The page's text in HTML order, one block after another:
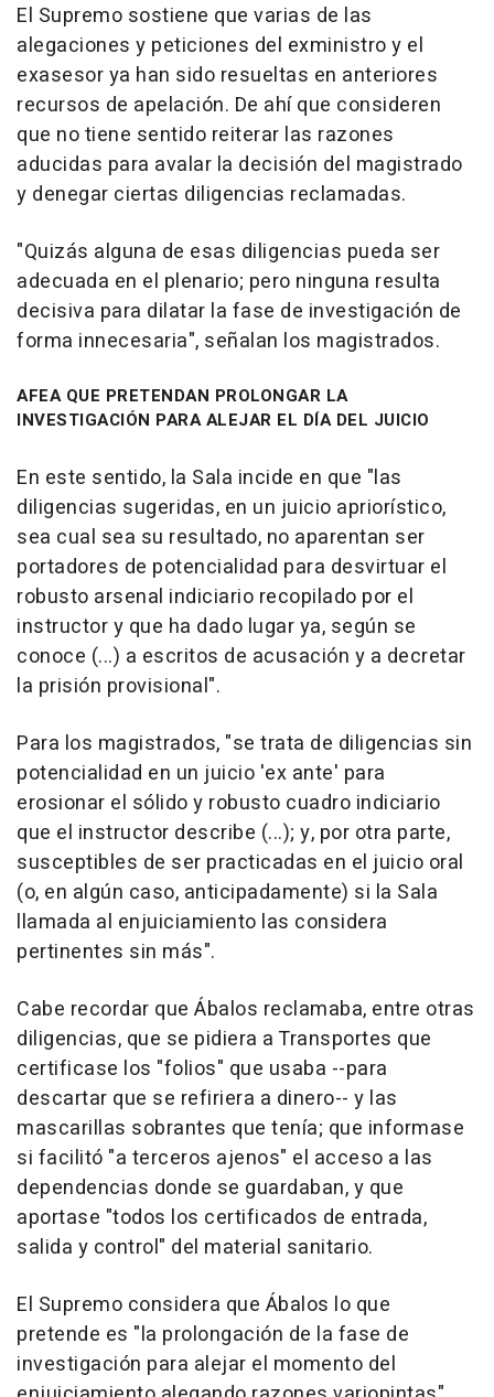
El Supremo sostiene que varias de las
alegaciones y peticiones del exministro y el
exasesor ya han sido resueltas en anteriores
recursos de apelación. De ahí que consideren
que no tiene sentido reiterar las razones
aducidas para avalar la decisión del magistrado
y denegar ciertas diligencias reclamadas.
"Quizás alguna de esas diligencias pueda ser
adecuada en el plenario; pero ninguna resulta
decisiva para dilatar la fase de investigación de
forma innecesaria", señalan los magistrados.
AFEA QUE PRETENDAN PROLONGAR LA
INVESTIGACIÓN PARA ALEJAR EL DÍA DEL JUICIO
En este sentido, la Sala incide en que "las
diligencias sugeridas, en un juicio apriorístico,
sea cual sea su resultado, no aparentan ser
portadores de potencialidad para desvirtuar el
robusto arsenal indiciario recopilado por el
instructor y que ha dado lugar ya, según se
conoce (...) a escritos de acusación y a decretar
la prisión provisional".
Para los magistrados, "se trata de diligencias sin
potencialidad en un juicio 'ex ante' para
erosionar el sólido y robusto cuadro indiciario
que el instructor describe (...); y, por otra parte,
susceptibles de ser practicadas en el juicio oral
(o, en algún caso, anticipadamente) si la Sala
llamada al enjuiciamiento las considera
pertinentes sin más".
Cabe recordar que Ábalos reclamaba, entre otras
diligencias, que se pidiera a Transportes que
certificase los "folios" que usaba --para
descartar que se refiriera a dinero-- y las
mascarillas sobrantes que tenía; que informase
si facilitó "a terceros ajenos" el acceso a las
dependencias donde se guardaban, y que
aportase "todos los certificados de entrada,
salida y control" del material sanitario.
El Supremo considera que Ábalos lo que
pretende es "la prolongación de la fase de
investigación para alejar el momento del